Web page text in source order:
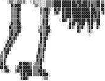
░▒▒░░▒▒▒▒░  ░▒░░░░░░▒▒▒▒▓▓▓▓▓▓▓▓▓▓▓▒▓▓▒▓▓▒▓▒▒▒▓▓▒▒
▓▒▓▓▓       ▒▒░░░░▒▒▒▒▓▓▓▓▓▓▓▓▓▓▓▓▒▓▓▓▓▒▓▓▒▒▓▓▓▓
▒▒▒▓▓          ▒▒▓▓▒░ ▓▒▓▒▓▒▓▓▓▓▓▓▓▓▓▓▓▓▒▓▓▒▒▒▓▓
▒▒▒▓▒          ▒▒▒▓▒  ▒▓▒ ▓▒▓▓▓▓▓▓▓▓▓▓▓▓▓▓▓▓▒▓░▓
▒▒▒▓▒          ░▒▒▓░      ▓▒▓▓▓▒▓▓▓▓▓▓▓▓▓▓▒▓▒▓
▒▒▒▓▒          ░▓▒▓░     ░▓▓▒ ▒▒▓▓▓▓▓▓▒▓▓▓▒▒▓▓
░▓▒▒▓▓          ░▓▒▓           ▓▓▓░▒▓▓▓ ▒▓▓░ ▓▓
▓▒▒▒▓▓░        ░▒▒▒▓▓         ░▓▒░ ▓▒▓░ ░▓▓  ▓░
▒▓▒▒▓▓         ▒▒▒▒▓▓░             ▓▒   ░▓░
▒▓▒▓▒           ▓▒▒▓░                    ░
░▓▒▓▒            ▓▒▓▒
░▓▒▓▒            ░▓▒▓
▓▒▓▒             ▒▒▒▓
▓▒▓▒              ▓▒▓▒
▒▒▓▓              ░▓▒▓
▒▒▒▓               ▓▒▒▓
▒▒▒░░░░▒▒▒▓░               ▓▒▓▒
▓▓▓▓▓▓▒▒▒▒▓▓       ▓▓▓▓▓▒▒░▒▒▒▓
▒▓▓▓▓▓▓▓▓▓▓▓▓▓░   ░▒▓▓▓▓▓▓▒▒▒▒▒▓
▒▓▒▓▒▒░░ ░▒▓▓░  ▒▓▒▓▓▓▓▓▓▒▒▒▓▓▓▒
▒░               ░▓▓▒▓▓▓▒▒▒▒▓▓▓▓░